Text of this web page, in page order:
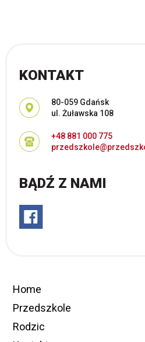
KONTAKT
Adres pocztowy:
80-059 Gdańsk
ul. Żuławska 108
+48 881 000 775
BĄDŹ Z NAMI
Home
Przedszkole
Rodzic